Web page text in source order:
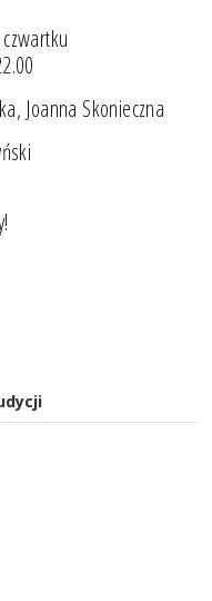
Joanna Skonieczna